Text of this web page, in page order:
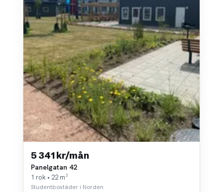
5 341 kr/mån
Panelgatan 42
1 rok • 22 m²
Studentbostäder i Norden